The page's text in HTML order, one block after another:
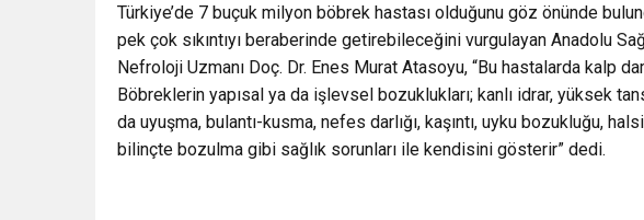
Türkiye’de 7 buçuk milyon böbrek hastası olduğunu göz önünde
pek çok sıkıntıyı beraberinde getirebileceğini vurgulayan Anadolu
Nefroloji Uzmanı Doç. Dr. Enes Murat Atasoyu, “Bu hastalarda kalp
Böbreklerin yapısal ya da işlevsel bozuklukları; kanlı idrar, yüksek
da uyuşma, bulantı-kusma, nefes darlığı, kaşıntı, uyku bozukluğu,
bilinçte bozulma gibi sağlık sorunları ile kendisini gösterir” dedi.